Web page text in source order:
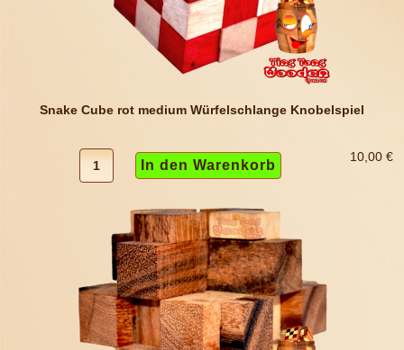
Snake Cube rot medium Würfelschlange Knobelspiel
10,00 €